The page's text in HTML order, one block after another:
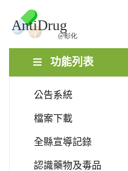
功能列表
公告系統
檔案下載
全縣宣導記錄
認識藥物及毒品